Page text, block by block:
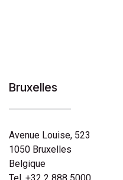
Bruxelles
Avenue Louise, 523
1050 Bruxelles
Belgique